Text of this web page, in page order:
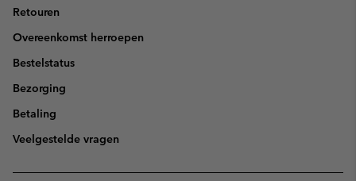
Retouren
Overeenkomst herroepen
Bestelstatus
Bezorging
Betaling
Veelgestelde vragen